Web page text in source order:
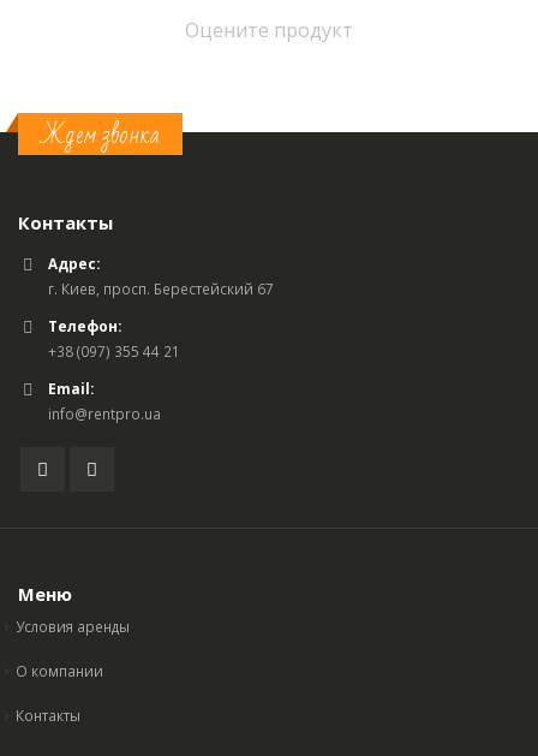
Оцените продукт
Ждем звонка
Контакты
Адрес:
г. Киев, просп. Берестейский 67
Телефон:
+38 (097) 355 44 21
Email:
info@rentpro.ua
Меню
Условия аренды
О компании
Контакты